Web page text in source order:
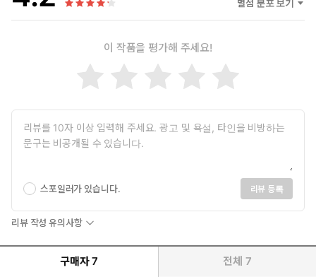
별점 분포 보기
이 작품을 평가해 주세요!
스포일러가 있습니다. 리뷰 등록
리뷰 작성 유의사항
구매자 7 전체 7